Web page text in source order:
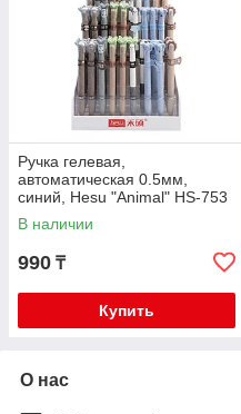
Ручка гелевая,
автоматическая 0.5мм,
синий, Hesu "Animal" HS-753
В наличии
990 ₸
Купить
О нас